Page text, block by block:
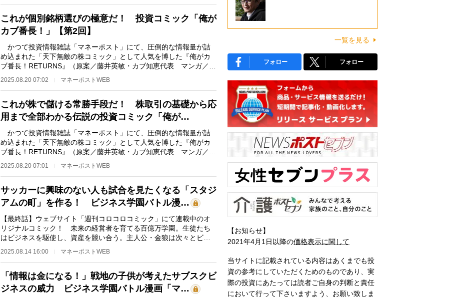
これが個別銘柄選びの極意だ！ 投資コミック「俺が
カブ番長！」【第2回】
かつて投資情報雑誌「マネーポスト」にて、圧倒的な情報量が詰
め込まれた「天下無敵の株コミック」として人気を博した『俺がカ
ブ番長！RETURNS』（原案／藤井英敏・カブ知恵代表 マンガ／ス
2025.08.20 07:02 マネーポストWEB
これが株で儲ける常勝手段だ！ 株取引の基礎から応
用まで全部わかる伝説の投資コミック「俺が…
かつて投資情報雑誌「マネーポスト」にて、圧倒的な情報量が詰
め込まれた「天下無敵の株コミック」として人気を博した『俺がカ
ブ番長！RETURNS』（原案／藤井英敏・カブ知恵代表 マンガ／ス
2025.08.20 07:01 マネーポストWEB
サッカーに興味のない人も試合を見たくなる「スタジ
アムの町」を作る！ ビジネス学園バトル漫…
【最終話】ウェブサイト「週刊コロコロコミック」にて連載中のオ
リジナルコミック！ 未来の経営者を育てる百億万学園。生徒たち
はビジネスを駆使し、資産を競い合う。主人公・金狼は次々とビジ
2025.08.14 16:00 マネーポストWEB
「情報は金になる！」戦地の子供が考えたサブスクビ
ジネスの威力 ビジネス学園バトル漫画「マ…
一覧を見る
フォロー フォロー
【お知らせ】
2021年4月1日以降の価格表示に関して
当サイトに記載されている内容はあくまでも投
資の参考にしていただくためのものであり、実
際の投資にあたっては読者ご自身の判断と責任
において行って下さいますよう、お願い致しま